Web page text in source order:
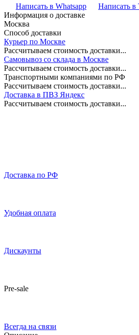
Написать в Whatsapp
Написать в
Информация о доставке
Москва
Способ доставки
Курьер по Москве
Рассчитываем стоимость доставки...
Самовывоз со склада в Москве
Рассчитываем стоимость доставки...
Транспортными компаниями по РФ
Рассчитываем стоимость доставки...
Доставка в ПВЗ Яндекс
Рассчитываем стоимость доставки...
Доставка по РФ
Удобная оплата
Дискаунты
Pre-sale
Всегда на связи